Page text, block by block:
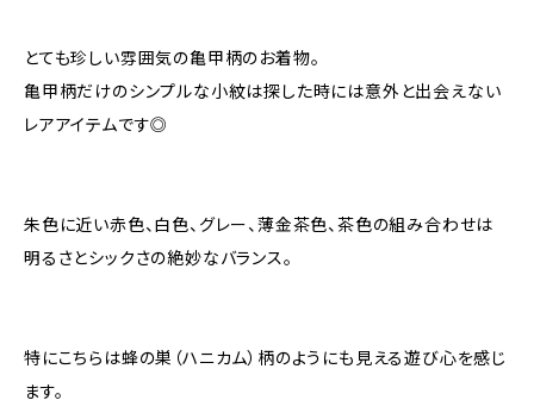
とても珍しい雰囲気の亀甲柄のお着物。
亀甲柄だけのシンプルな小紋は探した時には意外と出会えない
レアアイテムです◎
朱色に近い赤色、白色、グレー、薄金茶色、茶色の組み合わせは
明るさとシックさの絶妙なバランス。
特にこちらは蜂の巣（ハニカム）柄のようにも見える遊び心を感じ
ます。